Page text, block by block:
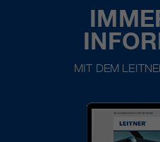
MIT DEM